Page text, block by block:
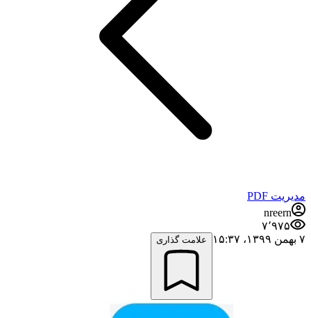
مدیریت PDF
nreern
۷٬۹۷۵
۷ بهمن ۱۳۹۹،‏ ۱۵:۳۷
علامت گذاری